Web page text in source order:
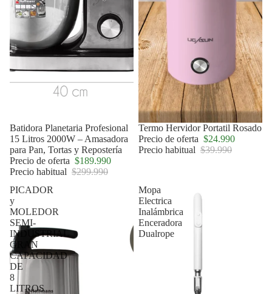
Agotado
Batidora Planetaria Profesional
15 Litros 2000W – Amasadora
para Pan, Tortas y Repostería
Precio de oferta $189.990
Precio habitual $299.990
Oferta
Termo Hervidor Portatil Rosado
Precio de oferta $24.990
Precio habitual $39.990
PICADOR
y
MOLEDOR
SEMI-
INDUSTRIAL
GRAN
CAPACIDAD
DE
8
LITROS
Mopa
Electrica
Inalámbrica
Enceradora
Dualrope